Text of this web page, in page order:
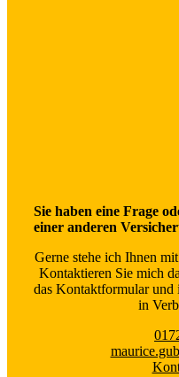
Sie haben eine Frage
einer anderen
Gerne stehe ich Ihnen
Kontaktieren Sie mich
das Kontaktformular und
in